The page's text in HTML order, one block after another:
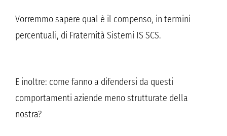
Vorremmo sapere qual è il compenso, in termini
percentuali, di Fraternità Sistemi IS SCS.
E inoltre: come fanno a difendersi da questi
comportamenti aziende meno strutturate della
nostra?